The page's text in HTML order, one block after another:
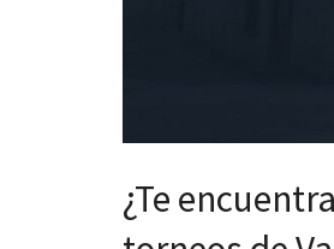
¿Te